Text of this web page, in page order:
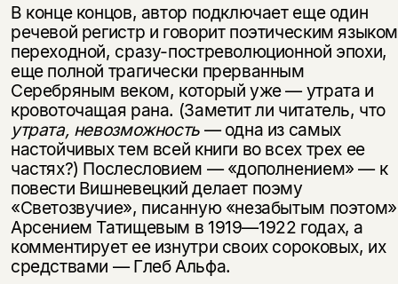
В конце концов, автор подключает еще один
речевой регистр и говорит поэтическим языком
переходной, сразу-постреволюционной эпохи,
еще полной трагически прерванным
Серебряным веком, который уже — утрата и
кровоточащая рана. (Заметит ли читатель, что
утрата, невозможность— одна из самых
настойчивых тем всей книги во всех трех ее
частях?) Послесловием — «дополнением» — к
повести Вишневецкий делает поэму
«Светозвучие», писанную «незабытым поэтом»
Арсением Татищевым в 1919—1922 годах, а
комментирует ее изнутри своих сороковых, их
средствами — Глеб Альфа.